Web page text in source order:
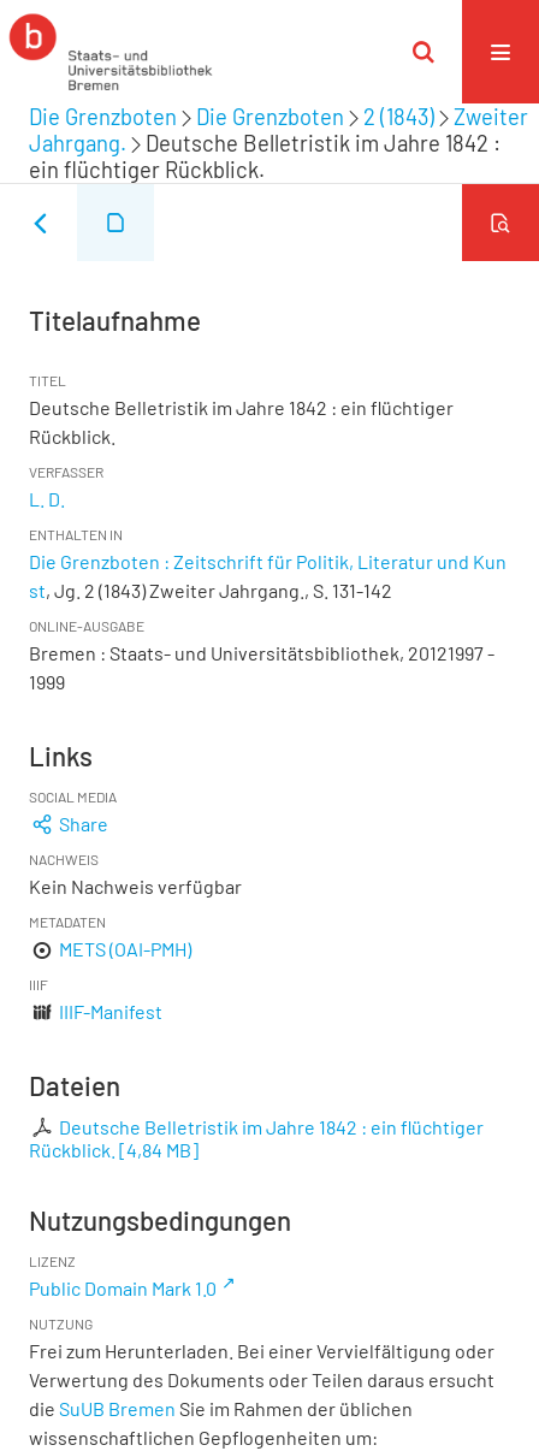
Die Grenzboten Die Grenzboten 2 (1843)
Zweiter
Jahrgang.
Deutsche Belletristik im Jahre 1842 :
ein flüchtiger Rückblick.
Titelaufnahme
TITEL
Deutsche Belletristik im Jahre 1842 : ein flüchtiger
Rückblick.
VERFASSER
L. D.
ENTHALTEN IN
Die Grenzboten : Zeitschrift für Politik, Literatur und Kun
st, Jg. 2 (1843) Zweiter Jahrgang., S. 131-142
ONLINE-AUSGABE
Bremen : Staats- und Universitätsbibliothek, 20121997 -
1999
Links
SOCIAL MEDIA
Share
NACHWEIS
Kein Nachweis verfügbar
METADATEN
METS (OAI-PMH)
IIIF
IIIF-Manifest
Dateien
Deutsche Belletristik im Jahre 1842 : ein flüchtiger
Rückblick. [4,84 MB]
Nutzungsbedingungen
LIZENZ
Public Domain Mark 1.0
NUTZUNG
Frei zum Herunterladen. Bei einer Vervielfältigung oder
Verwertung des Dokuments oder Teilen daraus ersucht
die SuUB Bremen Sie im Rahmen der üblichen
wissenschaftlichen Gepflogenheiten um: